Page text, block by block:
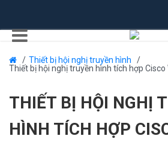
Thiết bị hội nghị truyền hình
Thiết bị hội nghị truyền hình tích hợp Cisco
THIẾT BỊ HỘI NGHỊ
HÌNH TÍCH HỢP